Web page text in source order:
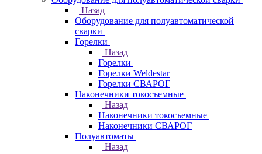
Назад
Оборудование для полуавтоматической
сварки
Горелки
Назад
Горелки
Горелки Weldestar
Горелки СВАРОГ
Наконечники токосъемные
Назад
Наконечники токосъемные
Наконечники СВАРОГ
Полуавтоматы
Назад